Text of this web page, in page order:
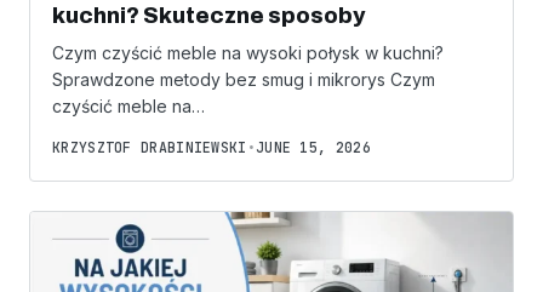
kuchni? Skuteczne sposoby
Czym czyścić meble na wysoki połysk w kuchni?
Sprawdzone metody bez smug i mikrorys Czym
czyścić meble na…
KRZYSZTOF DRABINIEWSKI • JUNE 15, 2026